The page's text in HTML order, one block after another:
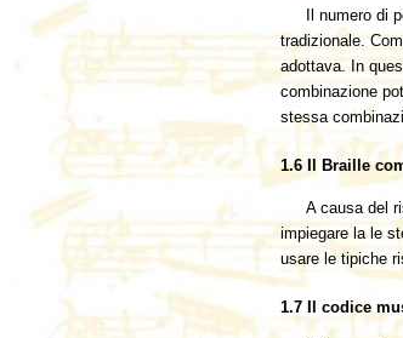
Il numero di
tradizionale.
adottava. In
combinazione
stessa
1.6 Il Braille
A causa del
impiegare la le
usare le tipiche
1.7 Il codice